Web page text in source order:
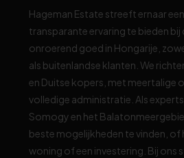
Hageman Estate streeft ernaar
transparante ervaring te bieden bij
onroerend goed in Hongarije,
als buitenlandse klanten. We
en Duitse kopers, met meertalige
volledige administratie. Als
Somogy en het
beste mogelijkheden te vinden, of
woning of een investering. Bij ons